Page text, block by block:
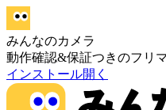
みんなのカメラ
動作確認&保証つきのフリ
インストール開く